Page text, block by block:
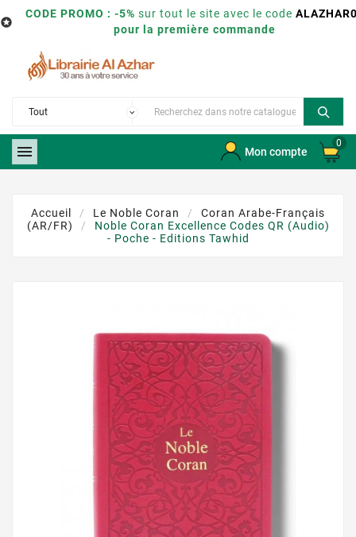

CODE PROMO : -5% sur tout le site avec le code
pour la première commande
 Mon compte
0
Accueil Le Noble Coran
Coran Arabe-Français
(AR/FR)
Noble Coran Excellence Codes QR (Audio)
- Poche - Editions Tawhid